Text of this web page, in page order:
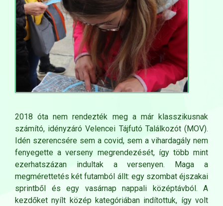
2018 óta nem rendezték meg a már klasszikusnak
számító, idényzáró Velencei Tájfutó Találkozót (MOV).
Idén szerencsére sem a covid, sem a vihardagály nem
fenyegette a verseny megrendezését, így több mint
ezerhatszázan indultak a versenyen. Maga a
megmérettetés két futamból állt: egy szombat éjszakai
sprintből és egy vasárnap nappali középtávból. A
kezdőket nyílt közép kategóriában indítottuk, így volt